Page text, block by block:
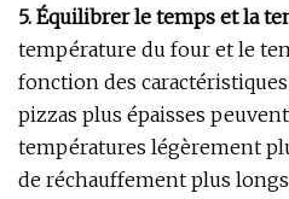
5. Équilibrer le temps et la
température du four et le
fonction des
pizzas plus épaisses
températures légèrement
de réchauffement plus